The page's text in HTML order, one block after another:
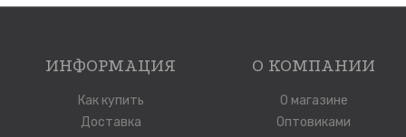
ИНФОРМАЦИЯ
Как купить
Доставка
О КОМПАНИИ
О магазине
Оптовиками